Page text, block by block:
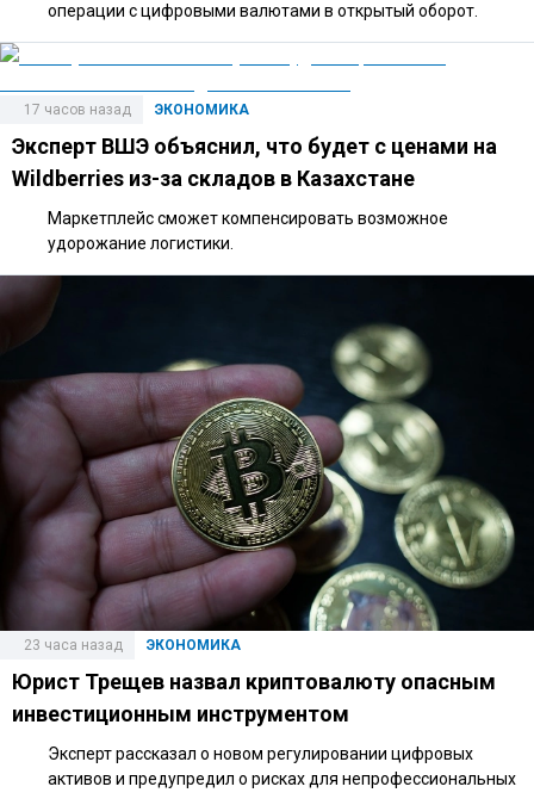
операции с цифровыми валютами в открытый оборот.
ЭКОНОМИКА
17 часов назад
Эксперт ВШЭ объяснил, что будет с ценами на
Wildberries из-за складов в Казахстане
Маркетплейс сможет компенсировать возможное
удорожание логистики.
ЭКОНОМИКА
23 часа назад
Юрист Трещев назвал криптовалюту опасным
инвестиционным инструментом
Эксперт рассказал о новом регулировании цифровых
активов и предупредил о рисках для непрофессиональных